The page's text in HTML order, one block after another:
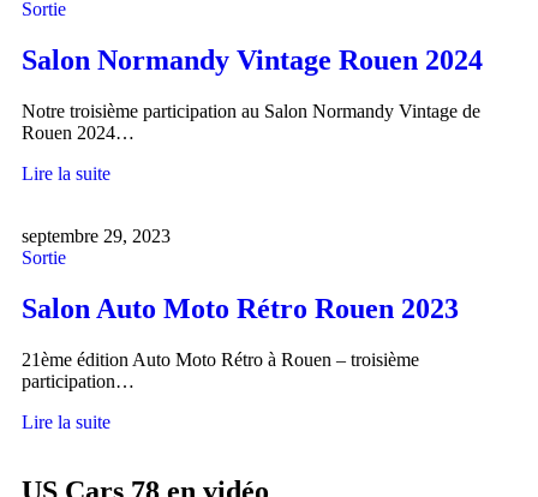
Sortie
Salon Normandy Vintage Rouen 2024
Notre troisième participation au Salon Normandy Vintage de
Rouen 2024…
Lire la suite
septembre 29, 2023
Sortie
Salon Auto Moto Rétro Rouen 2023
21ème édition Auto Moto Rétro à Rouen – troisième
participation…
Lire la suite